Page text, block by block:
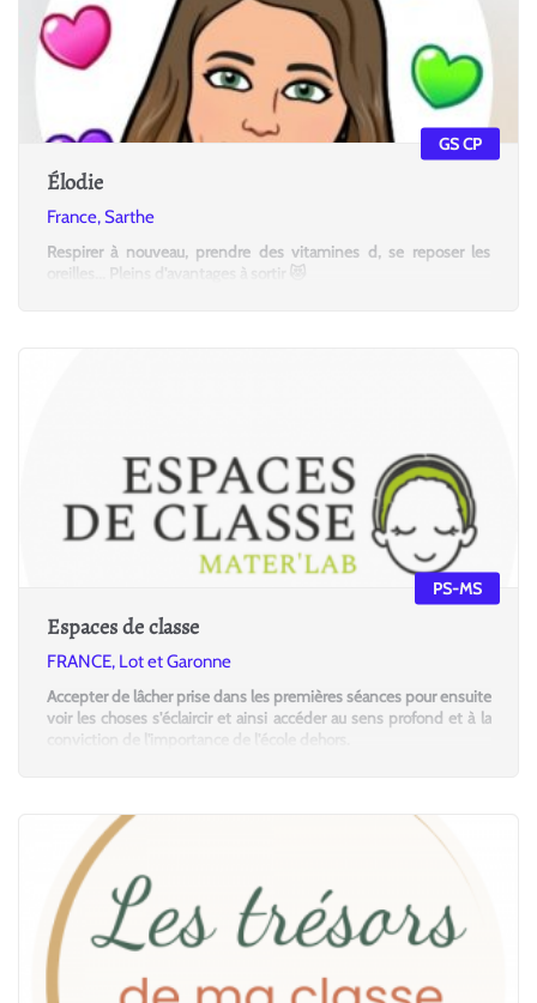
Élodie
France, Sarthe
Respirer à nouveau, prendre des vitamines d, se reposer les
oreilles... Pleins d'avantages à sortir 😻
GS CP
Espaces de classe
FRANCE, Lot et Garonne
Accepter de lâcher prise dans les premières séances pour ensuite
voir les choses s'éclaircir et ainsi accéder au sens profond et à la
conviction de l'importance de l'école dehors.
PS-MS